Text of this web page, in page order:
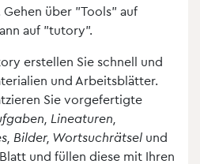
über "Tools" auf
auf "tutory".
erstellen Sie schnell und
und Arbeitsblätter.
Sie vorgefertigte
Lineaturen,
Bilder, Wortsuchrätsel und
und füllen diese mit Ihren